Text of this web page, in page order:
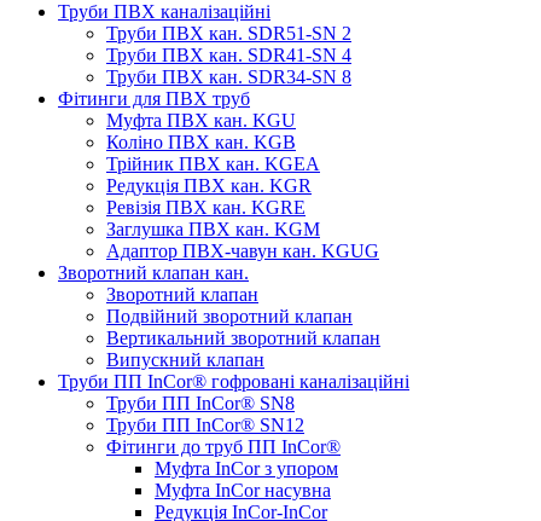
Труби ПВХ каналізаційні
Труби ПВХ кан. SDR51-SN 2
Труби ПВХ кан. SDR41-SN 4
Труби ПВХ кан. SDR34-SN 8
Фітинги для ПВХ труб
Муфта ПВХ кан. KGU
Коліно ПВХ кан. KGB
Трійник ПВХ кан. KGEA
Редукція ПВХ кан. KGR
Ревізія ПВХ кан. KGRE
Заглушка ПВХ кан. KGM
Адаптор ПВХ-чавун кан. KGUG
Зворотний клапан кан.
Зворотний клапан
Подвійний зворотний клапан
Вертикальний зворотний клапан
Випускний клапан
Труби ПП InCor® гофровані каналізаційні
Труби ПП InCor® SN8
Труби ПП InCor® SN12
Фітинги до труб ПП InCor®
Муфта InCor з упором
Муфта InCor насувна
Редукція InCor-InCor